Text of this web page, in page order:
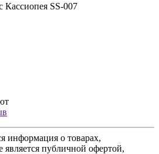
SS-007
информация о товарах,
является публичной офертой,